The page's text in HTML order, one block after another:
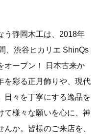
静岡木工は、2018年
、渋谷ヒカリエ ShinQs
オープン！ 日本古来か
を彩る正月飾りや、現代
日々を丁寧にする逸品を
て様々な願いを心に、神
か。皆様のご来店を、